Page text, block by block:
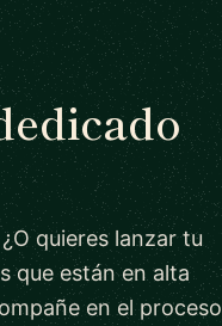
quieres lanzar tu
que están en alta
en el proceso